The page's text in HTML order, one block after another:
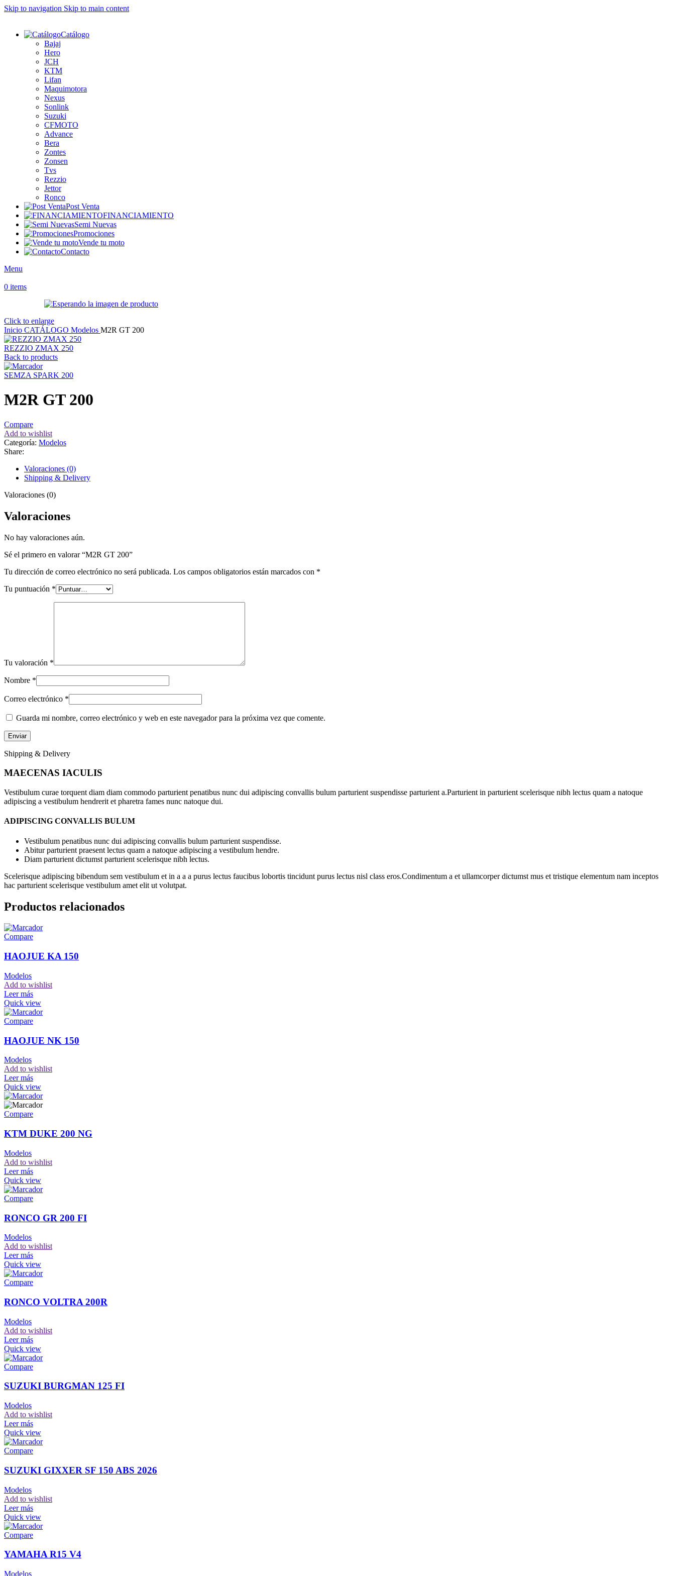
Skip to navigation Skip to main content
Catálogo
Bajaj
Hero
JCH
KTM
Lifan
Maquimotora
Nexus
Sonlink
Suzuki
CFMOTO
Advance
Bera
Zontes
Zonsen
Tvs
Rezzio
Jettor
Ronco
Post Venta
FINANCIAMIENTO
Semi Nuevas
Promociones
Vende tu moto
Contacto
Menu
0 items
Click to enlarge
Inicio CATÁLOGO Modelos M2R GT 200
REZZIO ZMAX 250
Back to products
SEMZA SPARK 200
M2R GT 200
Compare
Add to wishlist
Categoría: Modelos
Share:
Valoraciones (0)
Shipping & Delivery
Valoraciones (0)
Valoraciones
No hay valoraciones aún.
Sé el primero en valorar “M2R GT 200”
Tu dirección de correo electrónico no será publicada. Los campos obligatorios están marcados con *
Tu puntuación *
Tu valoración *
Nombre *
Correo electrónico *
Guarda mi nombre, correo electrónico y web en este navegador para la próxima vez que comente.
Shipping & Delivery
MAECENAS IACULIS
Vestibulum curae torquent diam diam commodo parturient penatibus nunc dui adipiscing convallis bulum parturient suspendisse parturient a.Parturient in parturient scelerisque nibh lectus quam a natoque
adipiscing a vestibulum hendrerit et pharetra fames nunc natoque dui.
ADIPISCING CONVALLIS BULUM
Vestibulum penatibus nunc dui adipiscing convallis bulum parturient suspendisse.
Abitur parturient praesent lectus quam a natoque adipiscing a vestibulum hendre.
Diam parturient dictumst parturient scelerisque nibh lectus.
Scelerisque adipiscing bibendum sem vestibulum et in a a a purus lectus faucibus lobortis tincidunt purus lectus nisl class eros.Condimentum a et ullamcorper dictumst mus et tristique elementum nam inceptos
hac parturient scelerisque vestibulum amet elit ut volutpat.
Productos relacionados
Compare
HAOJUE KA 150
Modelos
Add to wishlist
Leer más
Quick view
Compare
HAOJUE NK 150
Modelos
Add to wishlist
Leer más
Quick view
Compare
KTM DUKE 200 NG
Modelos
Add to wishlist
Leer más
Quick view
Compare
RONCO GR 200 FI
Modelos
Add to wishlist
Leer más
Quick view
Compare
RONCO VOLTRA 200R
Modelos
Add to wishlist
Leer más
Quick view
Compare
SUZUKI BURGMAN 125 FI
Modelos
Add to wishlist
Leer más
Quick view
Compare
SUZUKI GIXXER SF 150 ABS 2026
Modelos
Add to wishlist
Leer más
Quick view
Compare
YAMAHA R15 V4
Modelos